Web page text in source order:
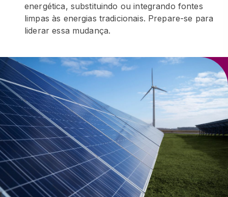
energética, substituindo ou integrando fontes
limpas às energias tradicionais. Prepare-se para
liderar essa mudança.